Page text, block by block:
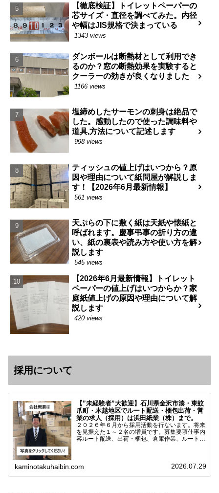
【徹底検証】トイレットペーパーの
芯サイズ・直径を調べてみた。内径
や幅はJIS規格で決まっている
1343 views
ダンボールは断熱材として利用でき
るのか？窓の断熱効果を実験すると
クーラーの効きが良くなりました
1166 views
塩締めしたサーモンの刺身は絶品で
した。感動したので使った調味料や
道具,方法について記述します
998 views
ティッシュの値上げはいつから？原
因や理由について紙問屋が解説しま
す！【2026年6月最新情報】
561 views
天ぷらの下に敷く紙は天紙や懐紙と
呼ばれます。慶事弔事の折り方の違
い、紙の裏表や読み方や使い方を解
説します
545 views
【2026年6月最新情報】トイレット
ペーパーの値上げはいつからか？家
庭紙値上げの原因や理由について解
説します
420 views
採用について
【”未経験者”大歓迎】石川県金沢市湊・東蚊
爪町・木越地区でルート配送・梱包出荷・営
業の求人（採用）は浜田紙業（株）まで。
２０２６年６月から採用活動を行ないます。将来
を見据えた１～２名の増員です。募集要項仕事内
容ルート配送、出荷・梱包、倉庫作業、ルート営
kaminotakuhaibin.com 2026.07.29